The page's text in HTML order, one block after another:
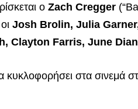
ο Zach Cregger
Josh Brolin, Julia
Clayton Farris, June
κυκλοφορήσει στα σινεμά